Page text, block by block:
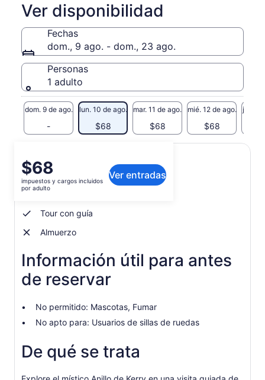
Ver disponibilidad
Fechas
dom., 9 ago. - dom., 23 ago.
Personas
1 adulto
dom. 9 de ago.
-
lun. 10 de ago.
$68
mar. 11 de ago.
$68
mié. 12 de ago.
$68
jue.
El
precio
es
$68.
adulto
$68
impuestos y cargos incluidos
por adulto
Ver entradas
Qué incluye o no
Tour con guía
Almuerzo
Información útil para antes
de reservar
No permitido: Mascotas, Fumar
No apto para: Usuarios de sillas de ruedas
De qué se trata